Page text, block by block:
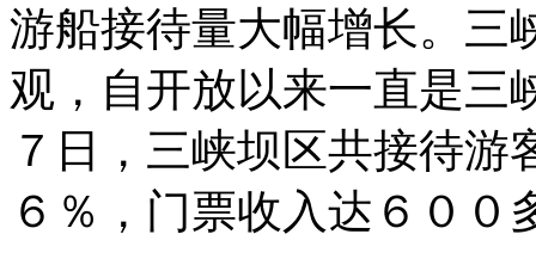
游船接待量大幅增长。三
观，自开放以来一直是三
７日，三峡坝区共接待
６％，门票收入达６００